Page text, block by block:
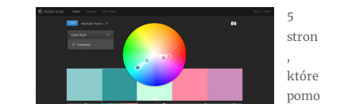
5
stron
,
które
pomo